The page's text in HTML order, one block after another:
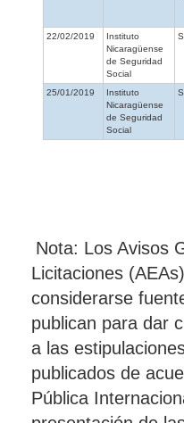
22/02/2019
Instituto
Nicaragüense
de Seguridad
Social
25/01/2019
Instituto
Nicaragüense
de Seguridad
Social
Nota: Los Avisos
Licitaciones
considerarse
publican para dar
a las
publicados de
Pública